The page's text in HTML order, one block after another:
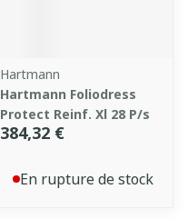
Hartmann
Hartmann Foliodress
Protect Reinf. Xl 28 P/s
384,32 €
En rupture de stock